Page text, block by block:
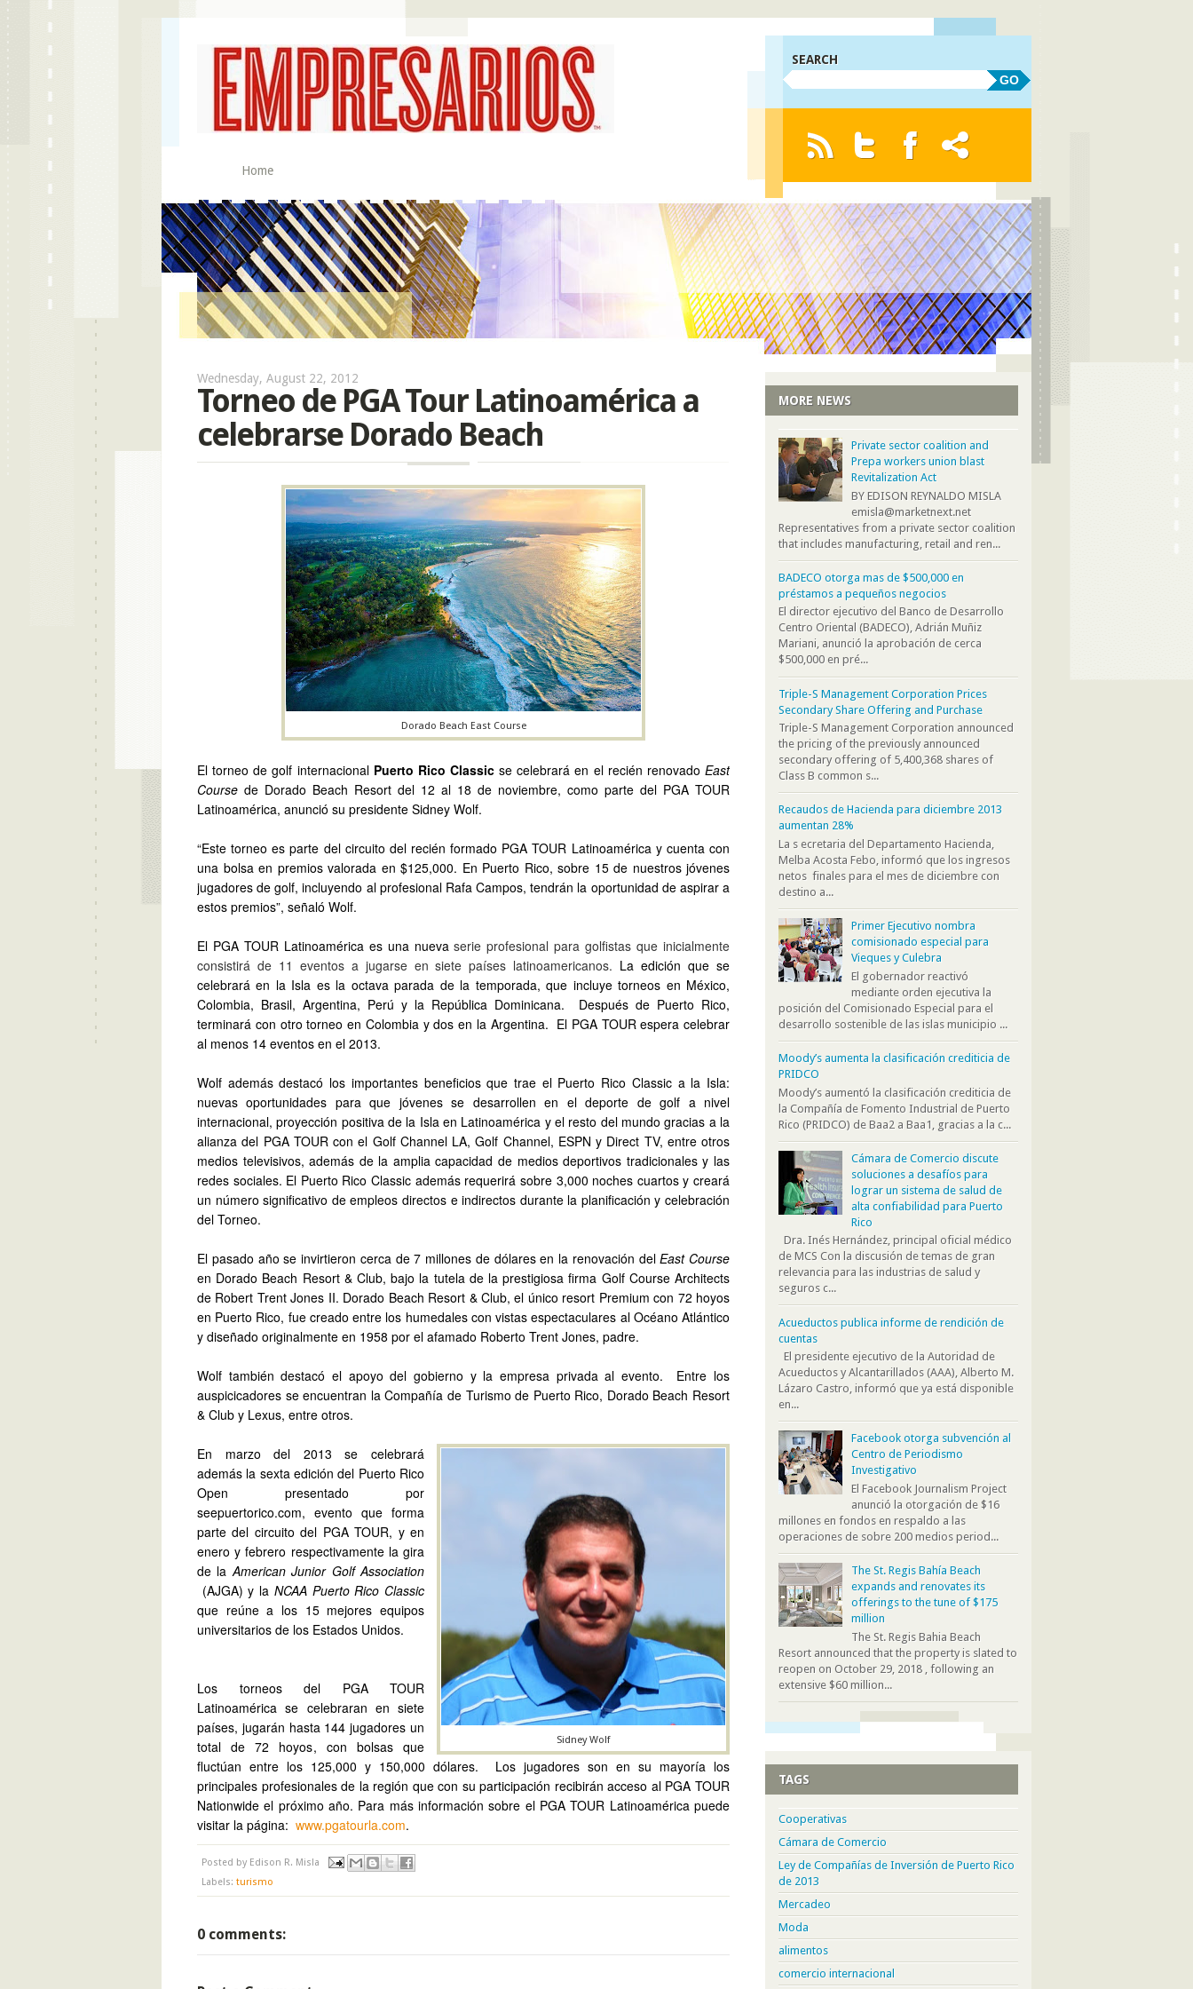
Home
SEARCH
GO
Wednesday, August 22, 2012
Torneo de PGA Tour Latinoamérica a
celebrarse Dorado Beach
Dorado Beach East Course
El torneo de golf internacional Puerto Rico Classic se celebrará en el recién renovadoEast
Course de Dorado Beach Resort del 12 al 18 de noviembre, como parte del PGA TOUR
Latinoamérica, anunció su presidente Sidney Wolf.
“Este torneo es parte del circuito del recién formado PGA TOUR Latinoamérica y cuenta con
una bolsa en premios valorada en $125,000. En Puerto Rico, sobre 15 de nuestros jóvenes
jugadores de golf, incluyendo al profesional Rafa Campos, tendrán la oportunidad de aspirar a
estos premios”, señaló Wolf.
El PGA TOUR Latinoamérica es una nuevaserie profesional para golfistas que inicialmente
consistirá de 11 eventos a jugarse en siete países latinoamericanos. La edición que se
celebrará en la Isla es la octava parada de la temporada, que incluye torneos en México,
Colombia, Brasil, Argentina, Perú y la República Dominicana.
Después de Puerto Rico,
terminará con otro torneo en Colombia y dos en la Argentina. El PGA TOUR espera celebrar
al menos 14 eventos en el 2013.
Wolf además destacó los importantes beneficios que trae el Puerto Rico Classic a la Isla:
nuevas oportunidades para que jóvenes se desarrollen en el deporte de golf a nivel
internacional, proyección positiva de la Isla en Latinoamérica y el resto del mundo gracias a la
alianza del PGA TOUR con el Golf Channel LA, Golf Channel, ESPN y Direct TV, entre otros
medios televisivos, además de la amplia capacidad de medios deportivos tradicionales y las
redes sociales. El Puerto Rico Classic además requerirá sobre 3,000 noches cuartos y creará
un número significativo de empleos directos e indirectos durante la planificación y celebración
del Torneo.
El pasado año se invirtieron cerca de 7 millones de dólares en la renovación delEast Course
en Dorado Beach Resort & Club, bajo la tutela de la prestigiosa firma Golf Course Architects
de Robert Trent Jones II. Dorado Beach Resort & Club, el único resort Premium con 72 hoyos
en Puerto Rico, fue creado entre los humedales con vistas espectaculares al Océano Atlántico
y diseñado originalmente en 1958 por el afamado Roberto Trent Jones, padre.
Wolf también destacó el apoyo del gobierno y la empresa privada al evento.
Entre los
auspicicadores se encuentran la Compañía de Turismo de Puerto Rico, Dorado Beach Resort
& Club y Lexus, entre otros.
Sidney Wolf
En marzo del 2013 se celebrará
además la sexta edición del Puerto Rico
Open presentado por
seepuertorico.com, evento que forma
parte del circuito del PGA TOUR, y en
enero y febrero respectivamente la gira
de laAmerican Junior Golf Association
(AJGA) y la NCAA Puerto Rico Classic
que reúne a los 15 mejores equipos
universitarios de los Estados Unidos.
Los torneos del PGA TOUR
Latinoamérica se celebraran en siete
países, jugarán hasta 144 jugadores un
total de 72 hoyos, con bolsas que
fluctúan entre los 125,000 y 150,000 dólares.
Los jugadores son en su mayoría los
principales profesionales de la región que con su participación recibirán acceso al PGA TOUR
Nationwide el próximo año. Para más información sobre el PGA TOUR Latinoamérica puede
visitar la página: www.pgatourla.com.
Posted by Edison R. Misla
Labels: turismo
0 comments:
MORE NEWS
Private sector coalition and
Prepa workers union blast
Revitalization Act
BY EDISON REYNALDO MISLA
emisla@marketnext.net
Representatives from a private sector coalition
that includes manufacturing, retail and ren...
BADECO otorga mas de $500,000 en
préstamos a pequeños negocios
El director ejecutivo del Banco de Desarrollo
Centro Oriental (BADECO), Adrián Muñiz
Mariani, anunció la aprobación de cerca
$500,000 en pré...
Triple-S Management Corporation Prices
Secondary Share Offering and Purchase
Triple-S Management Corporation announced
the pricing of the previously announced
secondary offering of 5,400,368 shares of
Class B common s...
Recaudos de Hacienda para diciembre 2013
aumentan 28%
La s ecretaria del Departamento Hacienda,
Melba Acosta Febo, informó que los ingresos
netos finales para el mes de diciembre con
destino a...
Primer Ejecutivo nombra
comisionado especial para
Vieques y Culebra
El gobernador reactivó
mediante orden ejecutiva la
posición del Comisionado Especial para el
desarrollo sostenible de las islas municipio ...
Moody’s aumenta la clasificación crediticia de
PRIDCO
Moody’s aumentó la clasificación crediticia de
la Compañía de Fomento Industrial de Puerto
Rico (PRIDCO) de Baa2 a Baa1, gracias a la c...
Cámara de Comercio discute
soluciones a desafíos para
lograr un sistema de salud de
alta confiabilidad para Puerto
Rico
Dra. Inés Hernández, principal oficial médico
de MCS Con la discusión de temas de gran
relevancia para las industrias de salud y
seguros c...
Acueductos publica informe de rendición de
cuentas
El presidente ejecutivo de la Autoridad de
Acueductos y Alcantarillados (AAA), Alberto M.
Lázaro Castro, informó que ya está disponible
en...
Facebook otorga subvención al
Centro de Periodismo
Investigativo
El Facebook Journalism Project
anunció la otorgación de $16
millones en fondos en respaldo a las
operaciones de sobre 200 medios period...
The St. Regis Bahía Beach
expands and renovates its
offerings to the tune of $175
million
The St. Regis Bahia Beach
Resort announced that the property is slated to
reopen on October 29, 2018 , following an
extensive $60 million...
TAGS
Cooperativas
Cámara de Comercio
Ley de Compañías de Inversión de Puerto Rico
de 2013
Mercadeo
Moda
alimentos
comercio internacional